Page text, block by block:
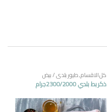
كل الاقسام,طيور بلدي / بيض
ذكر بط بلدي 2300/2000جرام